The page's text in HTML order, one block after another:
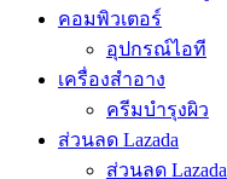
คอมพิวเตอร์
อุปกรณ์ไอที
เครื่องสำอาง
ครีมบำรุงผิว
ส่วนลด Lazada
ส่วนลด Lazada